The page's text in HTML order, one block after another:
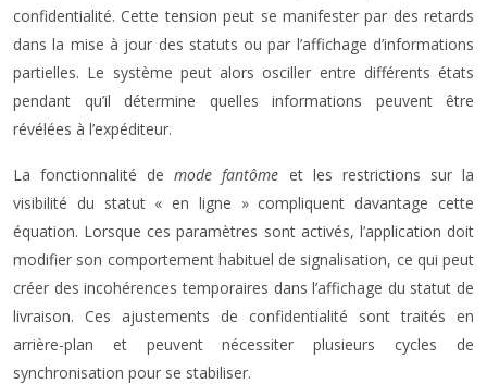
confidentialité. Cette tension peut se manifester par des retards
dans la mise à jour des statuts ou par l’affichage d’informations
partielles. Le système peut alors osciller entre différents états
pendant qu’il détermine quelles informations peuvent être
révélées à l’expéditeur.
La fonctionnalité demode fantôme et les restrictions sur la
visibilité du statut « en ligne » compliquent davantage cette
équation. Lorsque ces paramètres sont activés, l’application doit
modifier son comportement habituel de signalisation, ce qui peut
créer des incohérences temporaires dans l’affichage du statut de
livraison. Ces ajustements de confidentialité sont traités en
arrière-plan et peuvent nécessiter plusieurs cycles de
synchronisation pour se stabiliser.